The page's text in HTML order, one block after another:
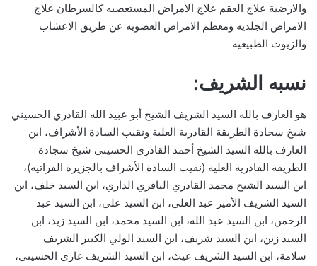
والارضية علاج العقم علاج الامراض المستعصيه كالسرطان علاج
الامراض الجلديه ومعظم الامراض العضويه عن طريق الاعشاب
والزيوت الطبيعيه
نسبه الشريف:
هو العارف بالله السيد الشريف الشيخ أبو عبيد الله القادري الحسيني
شيخ سجادة الطريقة القادرية العلية ونقيب السادة الأشراف، ابن
العارف بالله السيد الشيخ أحمد القادري الحسيني شيخ سجادة
الطريقة القادرية العلية (نقيب السادة الأشراف بالجزيرة الفراتية)،
ابن السيد الشيخ محمد القادري الباقري الداري، ابن السيد خلف، ابن
السيد الشريف الأمير عبد العلي، ابن السيد علي، ابن السيد عبد
الرحمن، ابن السيد عبد الله، ابن السيد محمد، ابن السيد زيد، ابن
السيد زين، ابن السيد شريف، ابن السيد الولي الكبير الشريف
سلامة، ابن السيد الشريف غيث، ابن السيد الشريف غازي الحسيني،